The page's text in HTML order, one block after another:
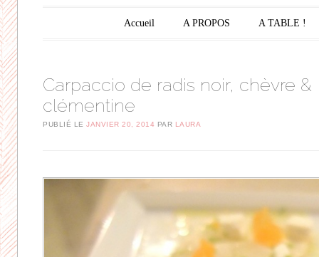
Menu principal
Aller au contenu principal
Accueil A PROPOS A TABLE !
Carpaccio de radis noir, chèvre &
clémentine
PUBLIÉ LEJANVIER 20, 2014 PAR LAURA